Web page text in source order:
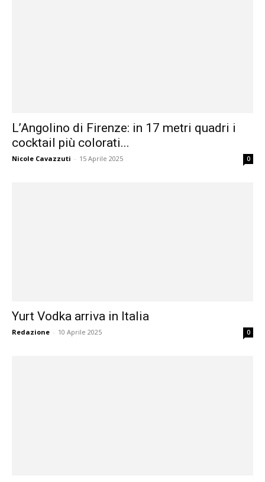
L’Angolino di Firenze: in 17 metri quadri i
cocktail più colorati...
Nicole Cavazzuti - 15 Aprile 2025 0
Yurt Vodka arriva in Italia
Redazione - 10 Aprile 2025 0